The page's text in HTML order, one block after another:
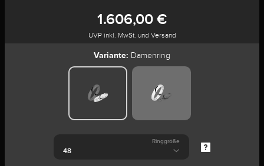
1.606,00 €
UVP inkl. MwSt. und Versand
Variante: Damenring
Ringgröße